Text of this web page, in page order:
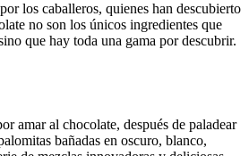
los caballeros, quienes han descubierto
no son los únicos ingredientes que
que hay toda una gama por descubrir.
amar al chocolate, después de paladear
bañadas en oscuro, blanco,